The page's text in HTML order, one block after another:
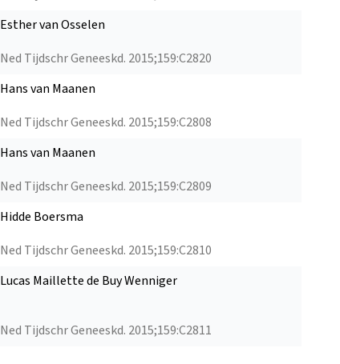
Ned Tijdschr Geneeskd. 2015;159:C2820
Esther van Osselen
Ned Tijdschr Geneeskd. 2015;159:C2808
Hans van Maanen
Ned Tijdschr Geneeskd. 2015;159:C2809
Hans van Maanen
Ned Tijdschr Geneeskd. 2015;159:C2810
Hidde Boersma
Ned Tijdschr Geneeskd. 2015;159:C2811
Lucas Maillette de Buy Wenniger